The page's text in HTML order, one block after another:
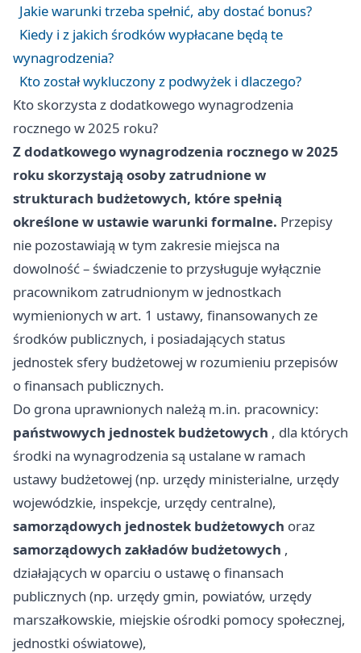
Jakie warunki trzeba spełnić, aby dostać bonus?
Kiedy i z jakich środków wypłacane będą te
wynagrodzenia?
Kto został wykluczony z podwyżek i dlaczego?
Kto skorzysta z dodatkowego wynagrodzenia
rocznego w 2025 roku?
Z dodatkowego wynagrodzenia rocznego w 2025
roku skorzystają osoby zatrudnione w
strukturach budżetowych, które spełnią
określone w ustawie warunki formalne. Przepisy
nie pozostawiają w tym zakresie miejsca na
dowolność – świadczenie to przysługuje wyłącznie
pracownikom zatrudnionym w jednostkach
wymienionych w art. 1 ustawy, finansowanych ze
środków publicznych, i posiadających status
jednostek sfery budżetowej w rozumieniu przepisów
o finansach publicznych.
Do grona uprawnionych należą m.in. pracownicy:
państwowych jednostek budżetowych , dla których
środki na wynagrodzenia są ustalane w ramach
ustawy budżetowej (np. urzędy ministerialne, urzędy
wojewódzkie, inspekcje, urzędy centralne),
samorządowych jednostek budżetowych oraz
samorządowych zakładów budżetowych ,
działających w oparciu o ustawę o finansach
publicznych (np. urzędy gmin, powiatów, urzędy
marszałkowskie, miejskie ośrodki pomocy społecznej,
jednostki oświatowe),